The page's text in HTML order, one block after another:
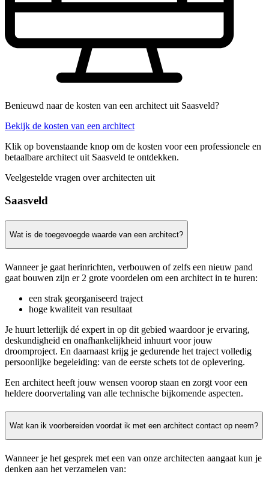
Benieuwd naar de kosten van een architect uit Saasveld?
Bekijk de kosten van een architect
Klik op bovenstaande knop om de kosten voor een professionele en
betaalbare architect uit Saasveld te ontdekken.
Veelgestelde vragen over architecten uit
Saasveld
Wat is de toegevoegde waarde van een architect?
Wanneer je gaat herinrichten, verbouwen of zelfs een nieuw pand
gaat bouwen zijn er 2 grote voordelen om een architect in te huren:
een strak georganiseerd traject
hoge kwaliteit van resultaat
Je huurt letterlijk dé expert in op dit gebied waardoor je ervaring,
deskundigheid en onafhankelijkheid inhuurt voor jouw
droomproject. En daarnaast krijg je gedurende het traject volledig
persoonlijke begeleiding: van de eerste schets tot de oplevering.
Een architect heeft jouw wensen voorop staan en zorgt voor een
heldere doorvertaling van alle technische bijkomende aspecten.
Wat kan ik voorbereiden voordat ik met een architect contact op neem?
Wanneer je het gesprek met een van onze architecten aangaat kun je
denken aan het verzamelen van: